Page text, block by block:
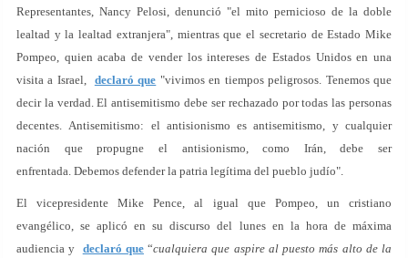
Representantes, Nancy Pelosi, denunció "el mito pernicioso de la doble
lealtad y la lealtad extranjera", mientras que el secretario de Estado Mike
Pompeo, quien acaba de vender los intereses de Estados Unidos en una
visita a Israel, declaró que "vivimos en tiempos peligrosos. Tenemos que
decir la verdad. El antisemitismo debe ser rechazado por todas las personas
decentes. Antisemitismo: el antisionismo es antisemitismo, y cualquier
nación que propugne el antisionismo, como Irán, debe ser
enfrentada. Debemos defender la patria legítima del pueblo judío".
El vicepresidente Mike Pence, al igual que Pompeo, un cristiano
evangélico, se aplicó en su discurso del lunes en la hora de máxima
audiencia y declaró que“cualquiera que aspire al puesto más alto de la